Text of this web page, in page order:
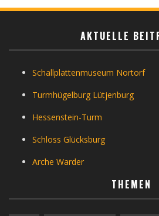
AKTUELLE
Schallplattenmuseum Nortorf
Turmhügelburg Lütjenburg
Hessenstein-Turm
Schloss Glücksburg
Arche Warder
THEMEN